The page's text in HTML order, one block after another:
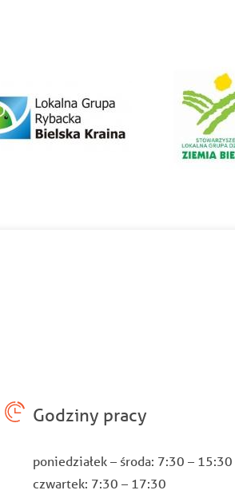
Godziny pracy
poniedziałek – środa: 7:30 – 15:30
czwartek: 7:30 – 17:30